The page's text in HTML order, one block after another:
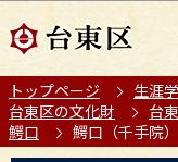
の
ー
ジ
の
トップページ 生涯
台東区の文化財
台
鰐口
鰐口（千手院）